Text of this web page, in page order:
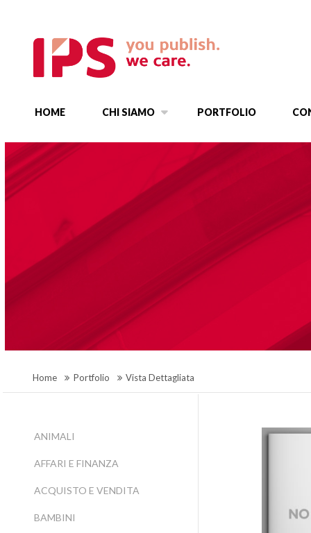
HOME CHI SIAMO PORTFOLIO
Home Portfolio Vista Dettagliata
ANIMALI
AFFARI E FINANZA
ACQUISTO E VENDITA
BAMBINI